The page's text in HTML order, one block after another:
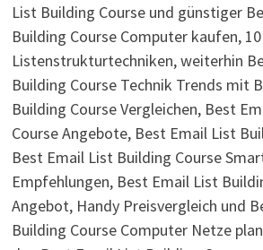
List Building Course und günstiger
Building Course Computer kaufen,
Listenstrukturtechniken, weiterhin
Building Course Technik Trends mit
Building Course Vergleichen, Best
Course Angebote, Best Email List
Best Email List Building Course
Empfehlungen, Best Email List
Angebot, Handy Preisvergleich und
Building Course Computer Netze